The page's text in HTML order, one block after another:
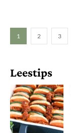
1 2 3
Leestips